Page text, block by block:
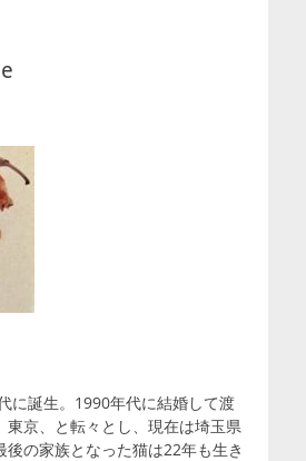
に誕生。1990年代に結婚して渡
東京、と転々とし、現在は埼玉県
後の家族となった猫は22年も生き